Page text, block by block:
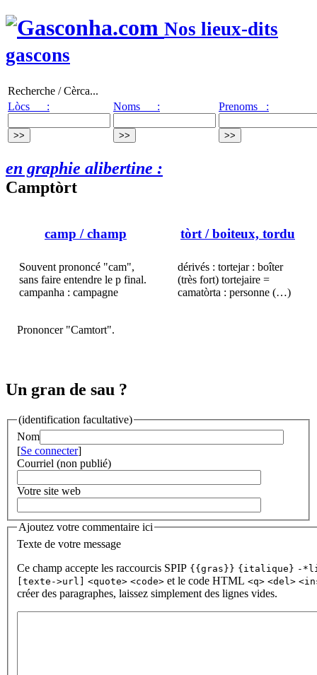
Nos lieux-dits
gascons
Recherche / Cèrca...
Lòcs :
Noms : Prenoms :
en graphie alibertine :
Camptòrt
camp / champ
Souvent prononcé "cam",
sans faire entendre le p final.
campanha : campagne
tòrt/ boiteux, tordu
dérivés : tortejar : boîter
(très fort) tortejaire =
camatòrta : personne (…)
Prononcer "Camtort".
Un gran de sau ?
(identification facultative)
Nom
[Se connecter]
Courriel (non publié)
Votre site web
Ajoutez votre commentaire ici
Texte de votre message
Ce champ accepte les raccourcis SPIP {{gras}} {italique} -
[texte->url] <quote> <code> et le code HTML <q> <del>
créer des paragraphes, laissez simplement des lignes vides.